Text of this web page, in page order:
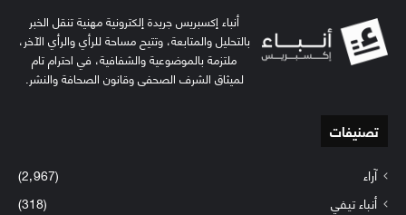
أنباء إكسبريس جريدة إلكترونية مهنية تنقل الخبر
بالتحليل والمتابعة، وتتيح مساحة للرأي والرأي الآخر،
ملتزمة بالموضوعية والشفافية، في احترام تام
لميثاق الشرف الصحفي وقانون الصحافة والنشر.
تصنيفات
آراء
(2٬967)
أنباء تيفي
(318)